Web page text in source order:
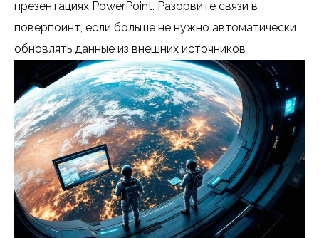
презентациях PowerPoint. Разорвите связи в
поверпоинт, если больше не нужно автоматически
обновлять данные из внешних источников